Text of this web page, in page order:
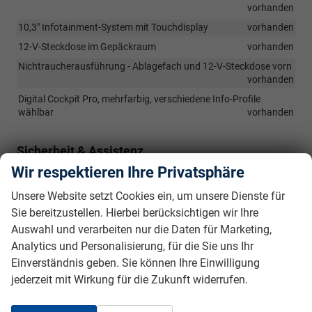
vorhanden
10,3" Infotainment-System mit Touchdisplay
vorhanden
12-V-Steckdose im Gepäckraum
vorhanden
Nichtraucherausführung - Ablagefach und 12-V-Steckdose vorn
vorhanden
Digital Cockpit Pro, mehrfarbig, verschiedene Info-Profile
wählbar
vorhanden
Sicherheit & Assistenz
Abbiegebremsfunktion und Ausweichunterstützung
Ablenkungs- und Müdigkeitserkennung
Notbremsassistent "Front Assist" mit Fußgänger- und
vorhanden
Spurhalteassistent "Lane Assist"
Wegfahrsperre, elektronisch
Wir respektieren Ihre Privatsphäre
Unsere Website setzt Cookies ein, um unsere Dienste für
Sie bereitzustellen. Hierbei berücksichtigen wir Ihre
Auswahl und verarbeiten nur die Daten für Marketing,
Analytics und Personalisierung, für die Sie uns Ihr
Einverständnis geben. Sie können Ihre Einwilligung
jederzeit mit Wirkung für die Zukunft widerrufen.